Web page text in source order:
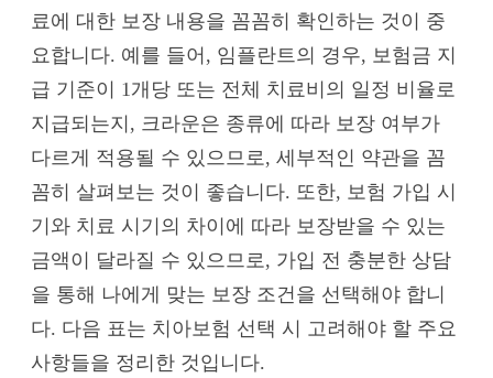
료에 대한 보장 내용을 꼼꼼히 확인하는 것이 중
요합니다. 예를 들어, 임플란트의 경우, 보험금 지
급 기준이 1개당 또는 전체 치료비의 일정 비율로
지급되는지, 크라운은 종류에 따라 보장 여부가
다르게 적용될 수 있으므로, 세부적인 약관을 꼼
꼼히 살펴보는 것이 좋습니다. 또한, 보험 가입 시
기와 치료 시기의 차이에 따라 보장받을 수 있는
금액이 달라질 수 있으므로, 가입 전 충분한 상담
을 통해 나에게 맞는 보장 조건을 선택해야 합니
다. 다음 표는 치아보험 선택 시 고려해야 할 주요
사항들을 정리한 것입니다.